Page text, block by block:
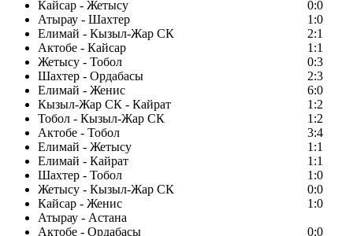
Кайсар - Жетысу
0:0
Атырау - Шахтер
1:0
Елимай - Кызыл-Жар СК
2:1
Актобе - Кайсар
1:1
Жетысу - Тобол
0:3
Шахтер - Ордабасы
2:3
Елимай - Женис
6:0
Кызыл-Жар СК - Кайрат
1:2
Тобол - Кызыл-Жар СК
1:2
Актобе - Тобол
3:4
Елимай - Жетысу
1:1
Елимай - Кайрат
1:1
Шахтер - Тобол
1:0
Жетысу - Кызыл-Жар СК
0:0
Кайсар - Женис
1:0
Атырау - Астана
Актобе - Ордабасы
0:0